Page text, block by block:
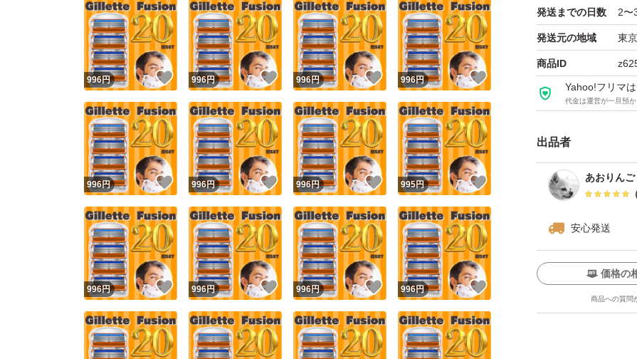
商品に問題がある
気持ちの良いお取
どうぞよろしくお
発送までの日数 2〜
発送元の地域 東
商品ID
Yahoo!フリマ
代金は運営が一旦預
出品者
あおりんご
安心発送
価格の
商品への質問
996円 いいね！
996円 いいね！
996円 いいね！
996円
996円 いいね！
996円 いいね！
996円 いいね！
995円
996円 いいね！
996円 いいね！
996円 いいね！
996円